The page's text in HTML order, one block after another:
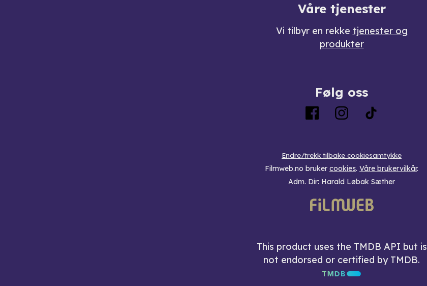
Våre tjenester
Vi tilbyr en rekke tjenester og
produkter
Følg oss
Endre/trekk tilbake cookiesamtykke
Filmweb.no bruker cookies. Våre brukervilkår.
Adm. Dir: Harald Løbak Sæther
This product uses the TMDB API but is
not endorsed or certified by TMDB.